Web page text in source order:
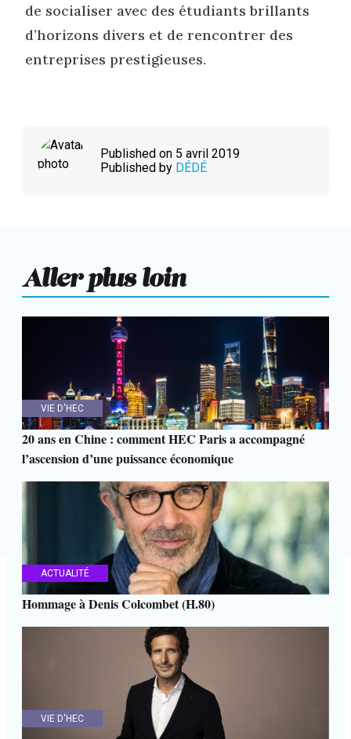
de socialiser avec des étudiants brillants
d’horizons divers et de rencontrer des
entreprises prestigieuses.
Published on 5 avril 2019
Published by DÉDÉ
Aller plus loin
VIE D'HEC
20 ans en Chine : comment HEC Paris a accompagné
l’ascension d’une puissance économique
ACTUALITÉ
Hommage à Denis Colcombet (H.80)
VIE D'HEC